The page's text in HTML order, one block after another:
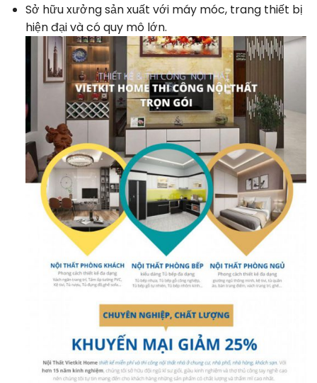
Sở hữu xưởng sản xuất với máy móc, trang thiết bị
hiện đại và có quy mô lớn.